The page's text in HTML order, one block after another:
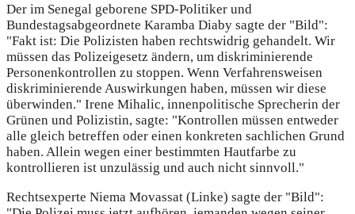
Der im Senegal geborene SPD-Politiker und
Bundestagsabgeordnete Karamba Diaby sagte der "Bild":
"Fakt ist: Die Polizisten haben rechtswidrig gehandelt. Wir
müssen das Polizeigesetz ändern, um diskriminierende
Personenkontrollen zu stoppen. Wenn Verfahrensweisen
diskriminierende Auswirkungen haben, müssen wir diese
überwinden." Irene Mihalic, innenpolitische Sprecherin der
Grünen und Polizistin, sagte: "Kontrollen müssen entweder
alle gleich betreffen oder einen konkreten sachlichen Grund
haben. Allein wegen einer bestimmten Hautfarbe zu
kontrollieren ist unzulässig und auch nicht sinnvoll."
Rechtsexperte Niema Movassat (Linke) sagte der "Bild":